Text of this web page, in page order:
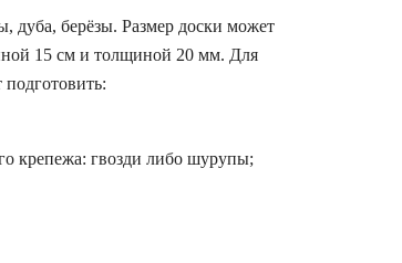
дуба, берёзы. Размер доски может
15 см и толщиной 20 мм. Для
крепежа: гвозди либо шурупы;